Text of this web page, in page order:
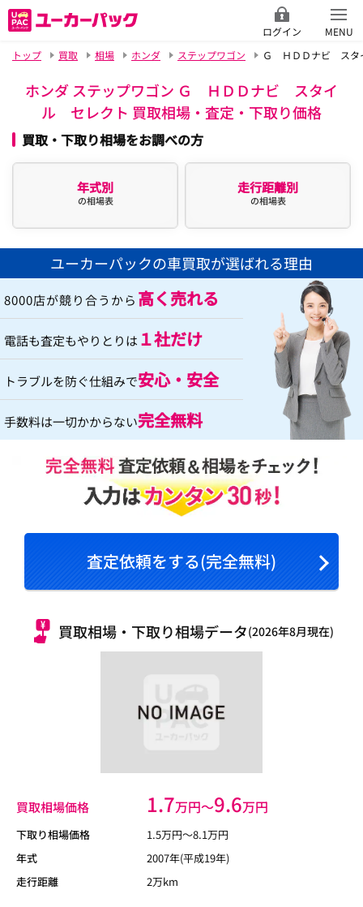
ログイン
MENU
トップ
買取 相場 ホンダ ステップワゴン Ｇ ＨＤＤナビ スタ
ホンダ ステップワゴン Ｇ ＨＤＤナビ スタイ
ル セレクト 買取相場・査定・下取り価格
買取・下取り相場をお調べの方
年式別
の相場表
走行距離別
の相場表
ユーカーパックの車買取が選ばれる理由
8000店が競り合うから 高く売れる
電話も査定もやりとりは １社だけ
トラブルを防ぐ仕組みで安心・安全
手数料は一切かからない完全無料
査定依頼をする(完全無料)
買取相場・下取り相場データ(2026年8月現在)
買取相場価格 1.7万円〜9.6万円
下取り相場価格 1.5万円〜8.1万円
年式
2007年(平成19年)
走行距離
2万km